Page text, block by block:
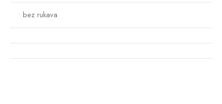
• bez rukava